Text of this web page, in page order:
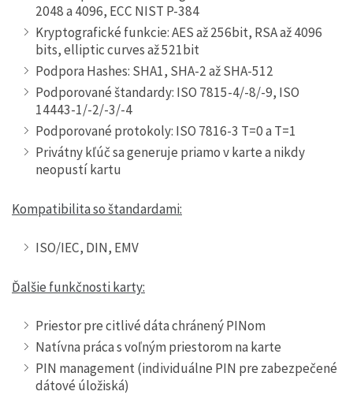
2048 a 4096, ECC NIST P-384
Kryptografické funkcie: AES až 256bit, RSA až 4096
bits, elliptic curves až 521bit
Podpora Hashes: SHA1, SHA-2 až SHA-512
Podporované štandardy: ISO 7815-4/-8/-9, ISO
14443-1/-2/-3/-4
Podporované protokoly: ISO 7816-3 T=0 a T=1
Privátny kľúč sa generuje priamo v karte a nikdy
neopustí kartu
Kompatibilita so štandardami:
ISO/IEC, DIN, EMV
Ďalšie funkčnosti karty:
Priestor pre citlivé dáta chránený PINom
Natívna práca s voľným priestorom na karte
PIN management (individuálne PIN pre zabezpečené
dátové úložiská)